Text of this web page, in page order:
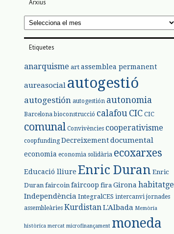
Arxius
Arxius
Etiquetes
anarquisme art assemblea permanent
aureasocial autogestió
autogestión autogestión autonomia
Barcelona bioconstrucció calafou CIC CIC
comunal Convivències cooperativisme
coopfunding Decreixementdocumental
economia economia solidària ecoxarxes
Educació lliure Enric Duran Enric
Duran faircoin faircoop fira Girona habitatge
Independència IntegralCES intercanvi jornades
assembleàries Kurdistan L'Albada Memòria
històrica mercat microfinançament moneda